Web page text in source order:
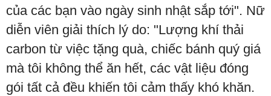
của các bạn vào ngày sinh nhật sắp tới". Nữ
diễn viên giải thích lý do: "Lượng khí thải
carbon từ việc tặng quà, chiếc bánh quý giá
mà tôi không thể ăn hết, các vật liệu đóng
gói tất cả đều khiến tôi cảm thấy khó khăn.